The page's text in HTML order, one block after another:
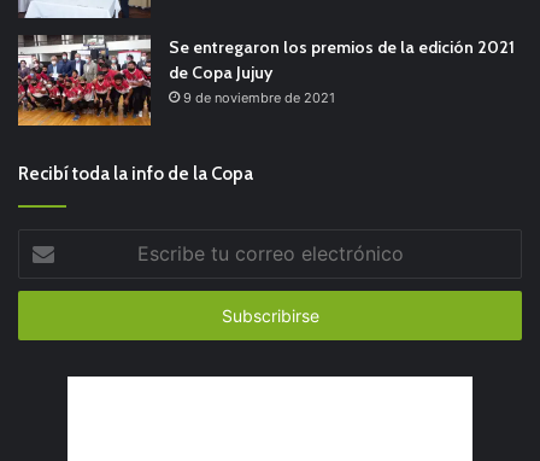
Se entregaron los premios de la edición 2021
de Copa Jujuy
9 de noviembre de 2021
Recibí toda la info de la Copa
correo